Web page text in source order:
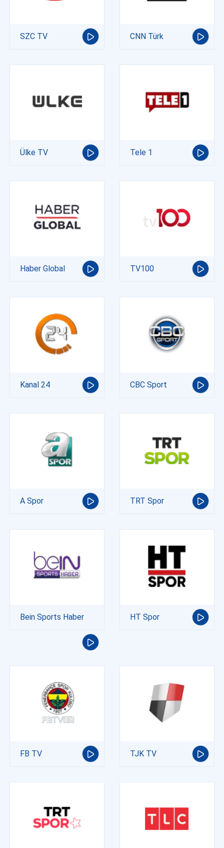
SZC TV CNN Türk
Ülke TV Tele 1
Haber Global TV100
Kanal 24 CBC Sport
A Spor TRT Spor
Bein Sports Haber HT Spor
FB TV TJK TV